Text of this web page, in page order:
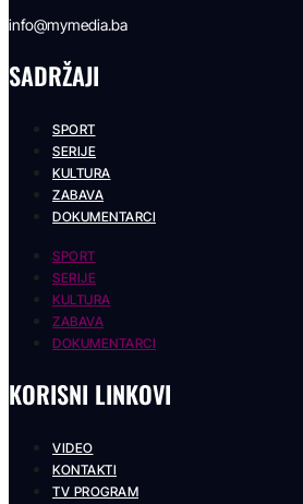
info@mymedia.ba
SADRŽAJI
SPORT
SERIJE
KULTURA
ZABAVA
DOKUMENTARCI
SPORT
SERIJE
KULTURA
ZABAVA
DOKUMENTARCI
KORISNI LINKOVI
VIDEO
KONTAKTI
TV PROGRAM